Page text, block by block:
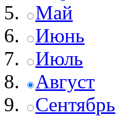
Май
Июнь
Июль
Август
Сентябрь